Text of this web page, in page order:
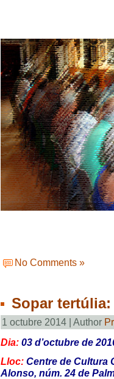
No Comments »
Sopar tertúlia:
1 octubre 2014 | Author
Dia: 03 d’octubre de
Lloc: Centre de Cultura
Alonso, núm. 24 de